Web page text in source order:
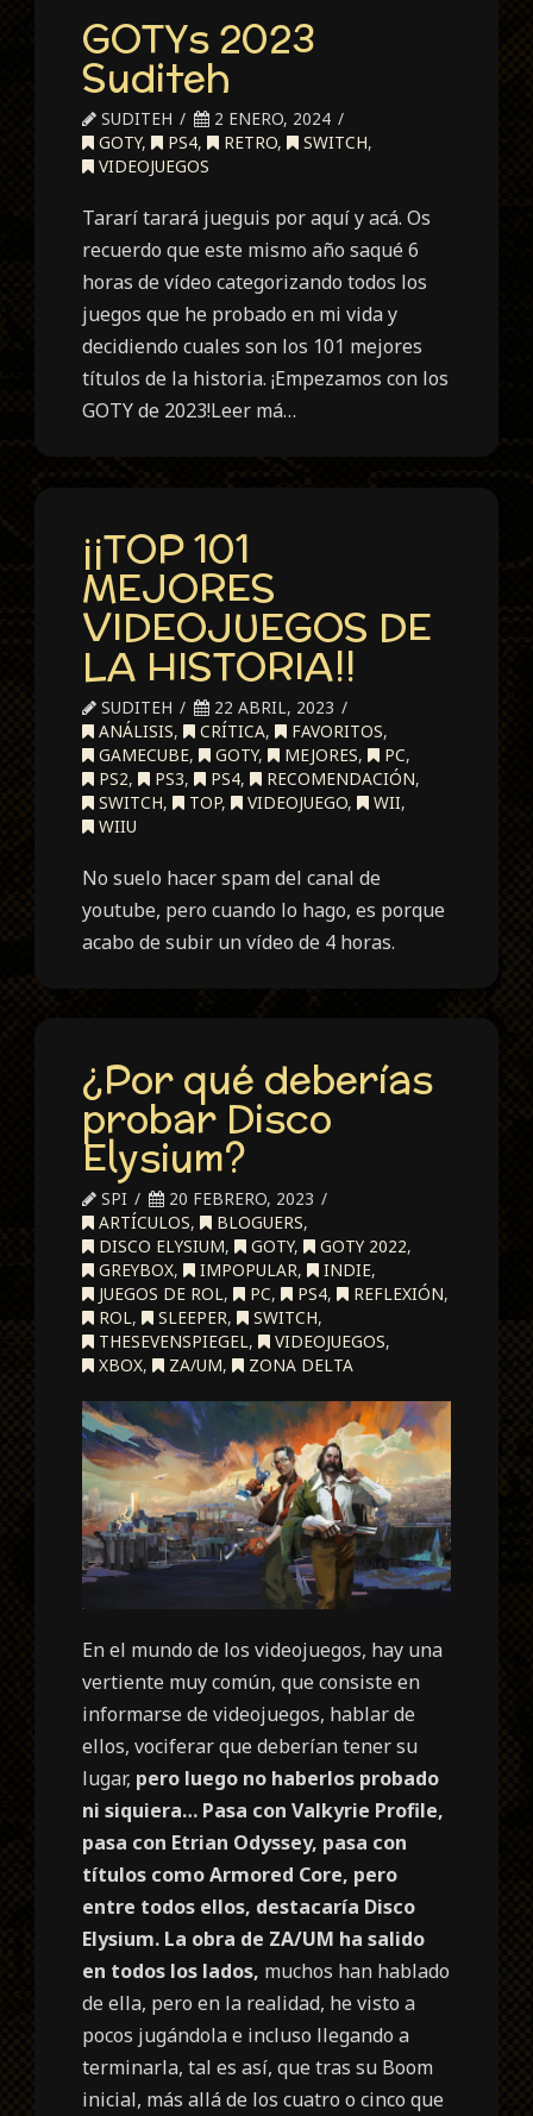
GOTYs 2023
Suditeh
SUDITEH
2 ENERO, 2024
GOTY, PS4, RETRO, SWITCH,
VIDEOJUEGOS
Tararí tarará jueguis por aquí y acá. Os
recuerdo que este mismo año saqué 6
horas de vídeo categorizando todos los
juegos que he probado en mi vida y
decidiendo cuales son los 101 mejores
títulos de la historia. ¡Empezamos con los
GOTY de 2023!Leer má…
¡¡TOP 101
MEJORES
VIDEOJUEGOS DE
LA HISTORIA!!
SUDITEH
22 ABRIL, 2023
ANÁLISIS, CRÍTICA, FAVORITOS,
GAMECUBE, GOTY, MEJORES, PC,
PS2, PS3, PS4, RECOMENDACIÓN,
SWITCH, TOP, VIDEOJUEGO, WII,
WIIU
No suelo hacer spam del canal de
youtube, pero cuando lo hago, es porque
acabo de subir un vídeo de 4 horas.
¿Por qué deberías
probar Disco
Elysium?
SPI
20 FEBRERO, 2023
ARTÍCULOS, BLOGUERS,
DISCO ELYSIUM, GOTY, GOTY 2022,
GREYBOX, IMPOPULAR, INDIE,
JUEGOS DE ROL, PC, PS4, REFLEXIÓN,
ROL, SLEEPER, SWITCH,
THESEVENSPIEGEL, VIDEOJUEGOS,
XBOX, ZA/UM, ZONA DELTA
En el mundo de los videojuegos, hay una
vertiente muy común, que consiste en
informarse de videojuegos, hablar de
ellos, vociferar que deberían tener su
lugar, pero luego no haberlos probado
ni siquiera… Pasa con Valkyrie Profile,
pasa con Etrian Odyssey, pasa con
títulos como Armored Core, pero
entre todos ellos, destacaría Disco
Elysium. La obra de ZA/UM ha salido
en todos los lados, muchos han hablado
de ella, pero en la realidad, he visto a
pocos jugándola e incluso llegando a
terminarla, tal es así, que tras su Boom
inicial, más allá de los cuatro o cinco que